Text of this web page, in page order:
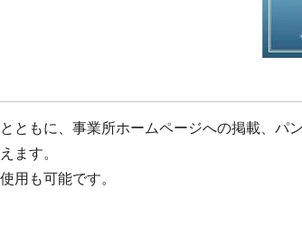
もに、事業所ホームページへの掲載、パ
ます。
用も可能です。